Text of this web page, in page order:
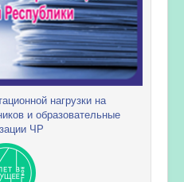
нагрузки на
и образовательные
ЧР